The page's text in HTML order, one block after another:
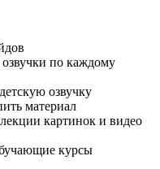
по каждому
озвучку
материал
картинок и видео
курсы